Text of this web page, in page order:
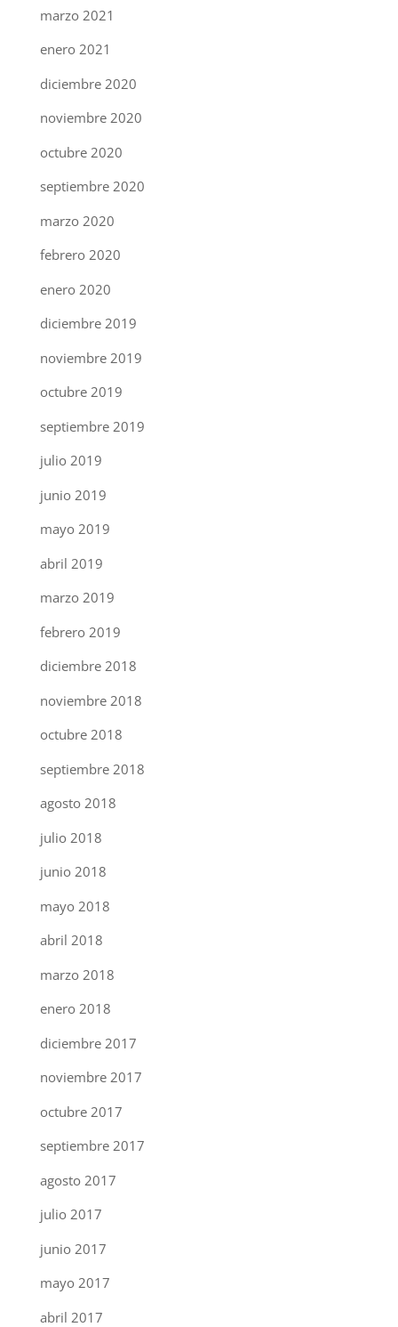
marzo 2021
enero 2021
diciembre 2020
noviembre 2020
octubre 2020
septiembre 2020
marzo 2020
febrero 2020
enero 2020
diciembre 2019
noviembre 2019
octubre 2019
septiembre 2019
julio 2019
junio 2019
mayo 2019
abril 2019
marzo 2019
febrero 2019
diciembre 2018
noviembre 2018
octubre 2018
septiembre 2018
agosto 2018
julio 2018
junio 2018
mayo 2018
abril 2018
marzo 2018
enero 2018
diciembre 2017
noviembre 2017
octubre 2017
septiembre 2017
agosto 2017
julio 2017
junio 2017
mayo 2017
abril 2017